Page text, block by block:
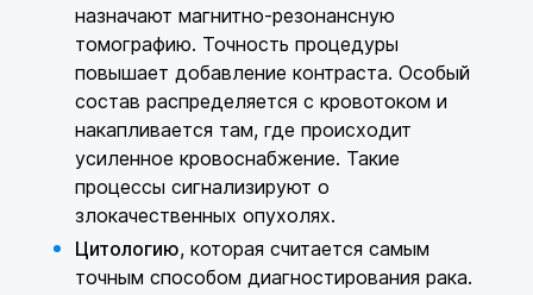
назначают магнитно-резонансную
томографию. Точность процедуры
повышает добавление контраста. Особый
состав распределяется с кровотоком и
накапливается там, где происходит
усиленное кровоснабжение. Такие
процессы сигнализируют о
злокачественных опухолях.
Цитологию, которая считается самым
точным способом диагностирования рака.